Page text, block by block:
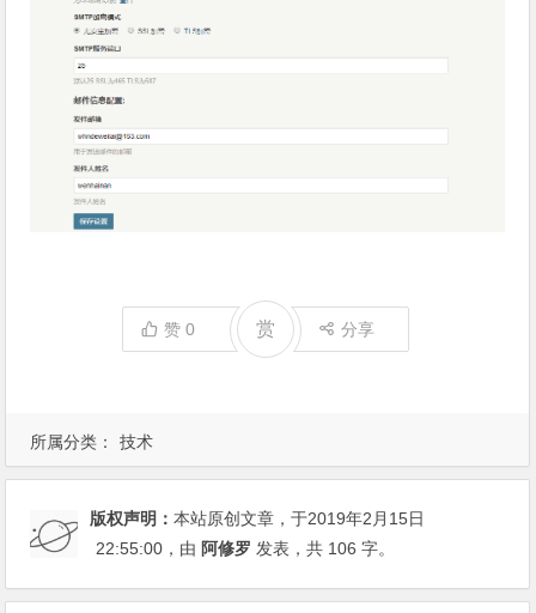
赞0 赏 分享
所属分类： 技术
版权声明：本站原创文章，于2019年2月15日
22:55:00 ，由 阿修罗 发表，共 106 字。